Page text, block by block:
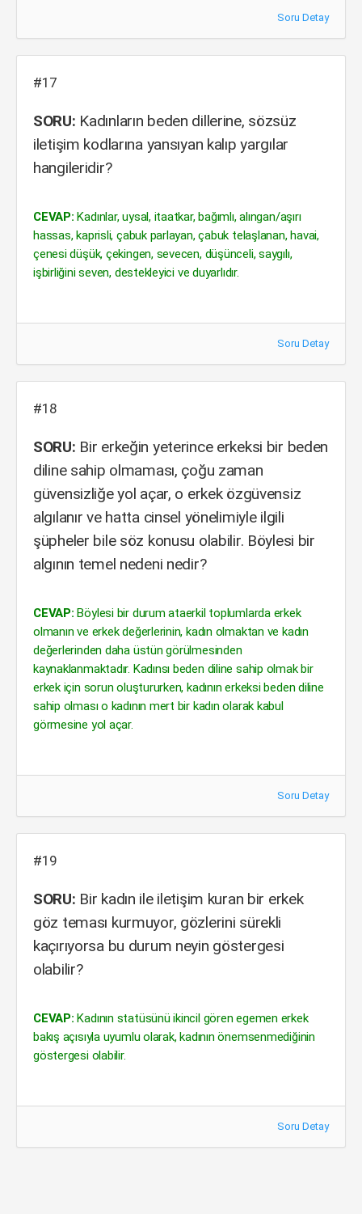
Soru Detay
#17
SORU: Kadınların beden dillerine, sözsüz
iletişim kodlarına yansıyan kalıp yargılar
hangileridir?
CEVAP: Kadınlar, uysal, itaatkar, bağımlı, alıngan/aşırı
hassas, kaprisli, çabuk parlayan, çabuk telaşlanan, havai,
çenesi düşük, çekingen, sevecen, düşünceli, saygılı,
işbirliğini seven, destekleyici ve duyarlıdır.
Soru Detay
#18
SORU: Bir erkeğin yeterince erkeksi bir beden
diline sahip olmaması, çoğu zaman
güvensizliğe yol açar, o erkek özgüvensiz
algılanır ve hatta cinsel yönelimiyle ilgili
şüpheler bile söz konusu olabilir. Böylesi bir
algının temel nedeni nedir?
CEVAP: Böylesi bir durum ataerkil toplumlarda erkek
olmanın ve erkek değerlerinin, kadın olmaktan ve kadın
değerlerinden daha üstün görülmesinden
kaynaklanmaktadır. Kadınsı beden diline sahip olmak bir
erkek için sorun oluştururken, kadının erkeksi beden diline
sahip olması o kadının mert bir kadın olarak kabul
görmesine yol açar.
Soru Detay
#19
SORU: Bir kadın ile iletişim kuran bir erkek
göz teması kurmuyor, gözlerini sürekli
kaçırıyorsa bu durum neyin göstergesi
olabilir?
CEVAP: Kadının statüsünü ikincil gören egemen erkek
bakış açısıyla uyumlu olarak, kadının önemsenmediğinin
göstergesi olabilir.
Soru Detay